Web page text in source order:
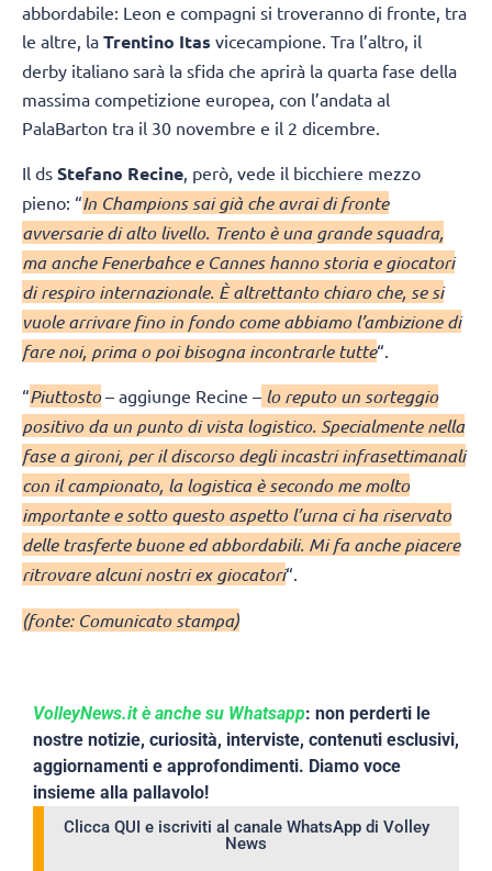
abbordabile: Leon e compagni si troveranno di fronte, tra
le altre, la Trentino Itas vicecampione. Tra l’altro, il
derby italiano sarà la sfida che aprirà la quarta fase della
massima competizione europea, con l’andata al
PalaBarton tra il 30 novembre e il 2 dicembre.
Il ds Stefano Recine , però, vede il bicchiere mezzo
pieno: “In Champions sai già che avrai di fronte
avversarie di alto livello. Trento è una grande squadra,
ma anche Fenerbahce e Cannes hanno storia e giocatori
di respiro internazionale. È altrettanto chiaro che, se si
vuole arrivare fino in fondo come abbiamo l’ambizione di
fare noi, prima o poi bisogna incontrarle tutte“.
“Piuttosto– aggiunge Recine – lo reputo un sorteggio
positivo da un punto di vista logistico. Specialmente nella
fase a gironi, per il discorso degli incastri infrasettimanali
con il campionato, la logistica è secondo me molto
importante e sotto questo aspetto l’urna ci ha riservato
delle trasferte buone ed abbordabili. Mi fa anche piacere
ritrovare alcuni nostri ex giocatori“.
(fonte: Comunicato stampa)
VolleyNews.it è anche su Whatsapp: non perderti le
nostre notizie, curiosità, interviste, contenuti esclusivi,
aggiornamenti e approfondimenti. Diamo voce
insieme alla pallavolo!
Clicca QUI e iscriviti al canale WhatsApp di Volley
News